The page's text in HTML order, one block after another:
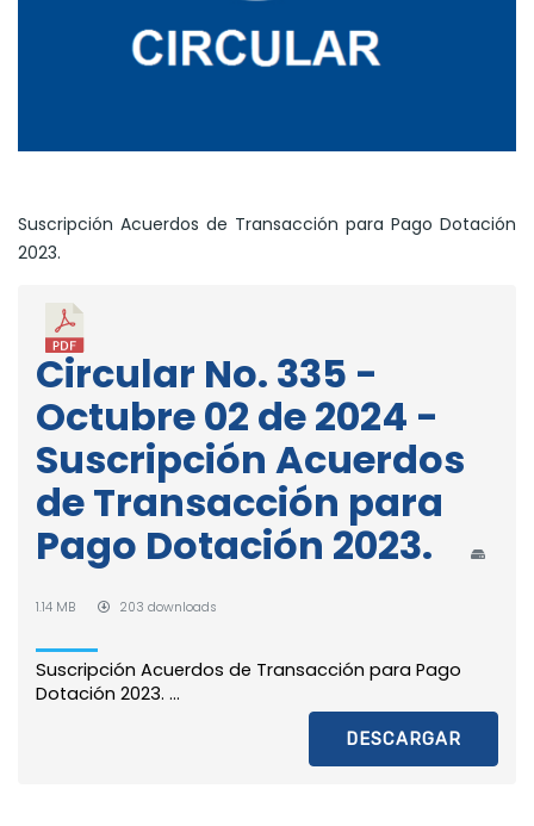
Suscripción Acuerdos de Transacción para Pago Dotación
2023.
Circular No. 335 -
Octubre 02 de 2024 -
Suscripción Acuerdos
de Transacción para
Pago Dotación 2023.
1.14 MB 203 downloads
Suscripción Acuerdos de Transacción para Pago
Dotación 2023. ...
DESCARGAR